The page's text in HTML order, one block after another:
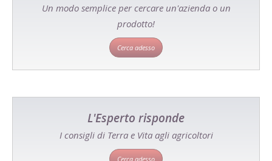
Un modo semplice per cercare un'azienda o un
prodotto!
Cerca adesso
L'Esperto risponde
I consigli di Terra e Vita agli agricoltori
Cerca adesso